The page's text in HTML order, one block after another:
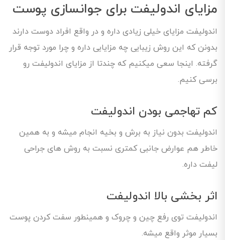
مزایای اندولیفت برای جوانسازی پوست
اندولیفت مزایای خیلی زیادی داره و در واقع افراد دوست دارند
بدونن که این روش زیبایی چه مزایایی داره و چرا مورد توجه قرار
گرفته. اینجا سعی میکنیم که چندتا از مزایای اندولیفت رو
برسی کنیم.
کم تهاجمی بودن اندولیفت
اندولیفت بدون نیاز به برش و بخیه انجام میشه و به همین
خاطر هم عوارض جانبی کمتری نسبت به روش های جراحی
لیفت داره.
اثر بخشی بالا اندولیفت
اندولیفت توی رفع چین و چروک و همینطور سفت کردن پوست
بسیار موثر واقع میشه.